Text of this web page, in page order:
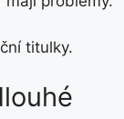
titulky.